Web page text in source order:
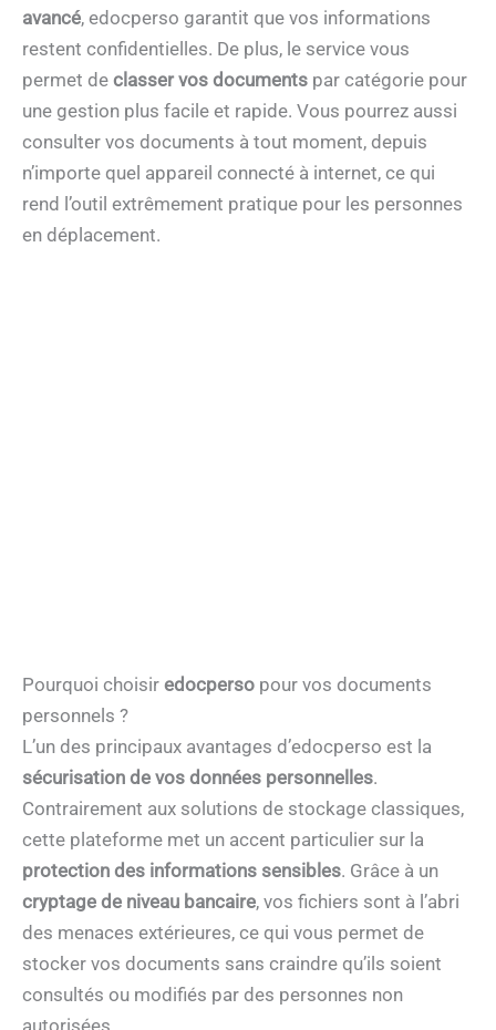
avancé, edocperso garantit que vos informations
restent confidentielles. De plus, le service vous
permet de classer vos documents par catégorie pour
une gestion plus facile et rapide. Vous pourrez aussi
consulter vos documents à tout moment, depuis
n’importe quel appareil connecté à internet, ce qui
rend l’outil extrêmement pratique pour les personnes
en déplacement.
Pourquoi choisir edocperso pour vos documents
personnels ?
L’un des principaux avantages d’edocperso est la
sécurisation de vos données personnelles.
Contrairement aux solutions de stockage classiques,
cette plateforme met un accent particulier sur la
protection des informations sensibles. Grâce à un
cryptage de niveau bancaire, vos fichiers sont à l’abri
des menaces extérieures, ce qui vous permet de
stocker vos documents sans craindre qu’ils soient
consultés ou modifiés par des personnes non
autorisées.